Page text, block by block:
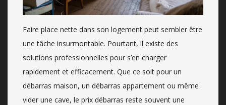
Faire place nette dans son logement peut sembler être
une tâche insurmontable. Pourtant, il existe des
solutions professionnelles pour s’en charger
rapidement et efficacement. Que ce soit pour un
débarras maison, un débarras appartement ou même
vider une cave, le prix débarras reste souvent une